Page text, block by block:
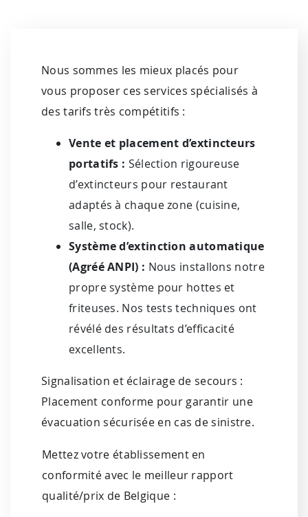
Nous sommes les mieux placés pour
vous proposer ces services spécialisés à
des tarifs très compétitifs :
Vente et placement d’extincteurs
portatifs : Sélection rigoureuse
d’extincteurs pour restaurant
adaptés à chaque zone (cuisine,
salle, stock).
Système d’extinction automatique
(Agréé ANPI) : Nous installons notre
propre système pour hottes et
friteuses. Nos tests techniques ont
révélé des résultats d’efficacité
excellents.
Signalisation et éclairage de secours :
Placement conforme pour garantir une
évacuation sécurisée en cas de sinistre.
Mettez votre établissement en
conformité avec le meilleur rapport
qualité/prix de Belgique :